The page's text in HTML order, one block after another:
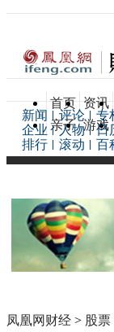
首页 资讯
亲子 游戏
新闻 评论 专
企业
人物 日
排行
滚动 百
凤凰网财经 > 股票